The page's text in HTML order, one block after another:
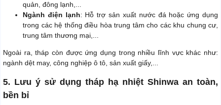
quản, đông lạnh,...
Ngành điện lạnh: Hỗ trợ sản xuất nước đá hoặc ứng dụng
trong các hệ thống điều hòa trung tâm cho các khu chung cư,
trung tâm thương mại,...
Ngoài ra, tháp còn được ứng dụng trong nhiều lĩnh vực khác như:
ngành dệt may, công nghiệp ô tô, sản xuất giấy,...
5. Lưu ý sử dụng tháp hạ nhiệt Shinwa an toàn,
bền bỉ